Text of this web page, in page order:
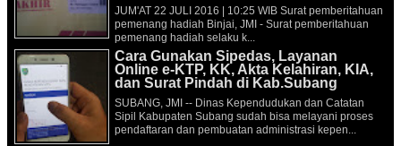
JUM'AT 22 JULI 2016 | 10:25 WIB Surat pemberitahuan
pemenang hadiah Binjai, JMI - Surat pemberitahuan
pemenang hadiah selaku k...
Cara Gunakan Sipedas, Layanan
Online e-KTP, KK, Akta Kelahiran, KIA,
dan Surat Pindah di Kab.Subang
SUBANG, JMI -- Dinas Kependudukan dan Catatan
Sipil Kabupaten Subang sudah bisa melayani proses
pendaftaran dan pembuatan administrasi kepen...